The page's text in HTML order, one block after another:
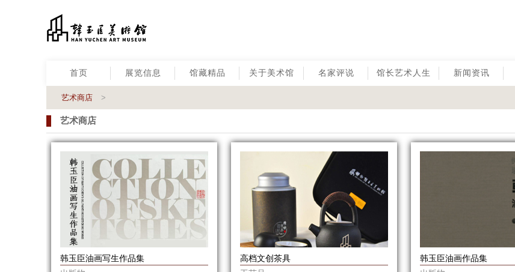
首页 展览信息 馆藏精品 关于美术馆 名家评说 馆长艺术人生 新闻资讯
艺术商店 >
艺术商店
韩玉臣油画写生作品集
高档文创茶具
韩玉臣油画作品集